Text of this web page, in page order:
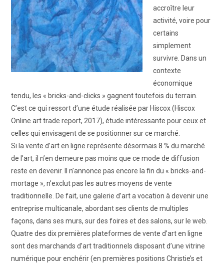
accroître leur
activité, voire pour
certains
simplement
survivre. Dans un
contexte
économique
tendu, les « bricks-and-clicks » gagnent toutefois du terrain.
C’est ce qui ressort d’une étude réalisée par Hiscox (Hiscox
Online art trade report, 2017), étude intéressante pour ceux et
celles qui envisagent de se positionner sur ce marché.
Si la vente d’art en ligne représente désormais 8 % du marché
de l’art, il n’en demeure pas moins que ce mode de diffusion
reste en devenir. Il n’annonce pas encore la fin du « bricks-and-
mortage », n’exclut pas les autres moyens de vente
traditionnelle. De fait, une galerie d’art a vocation à devenir une
entreprise multicanale, abordant ses clients de multiples
façons, dans ses murs, sur des foires et des salons, sur le web.
Quatre des dix premières plateformes de vente d’art en ligne
sont des marchands d’art traditionnels disposant d’une vitrine
numérique pour enchérir (en premières positions Christie’s et